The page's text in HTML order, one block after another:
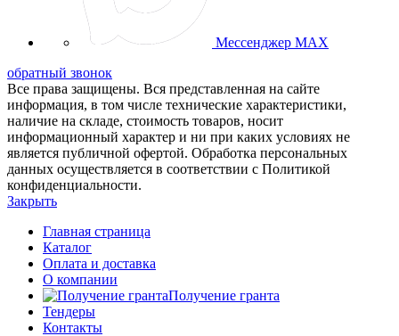
Мессенджер MAX
обратный звонок
Все права защищены. Вся представленная на сайте
информация, в том числе технические характеристики,
наличие на складе, стоимость товаров, носит
информационный характер и ни при каких условиях не
является публичной офертой. Обработка персональных
данных осуществляется в соответствии с Политикой
конфиденциальности.
Закрыть
Главная страница
Каталог
Оплата и доставка
О компании
Получение гранта
Тендеры
Контакты